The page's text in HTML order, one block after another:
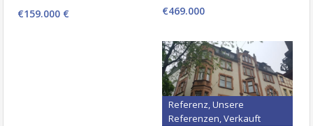
€159.000 € €469.000
Referenz, Unsere
Referenzen, Verkauft